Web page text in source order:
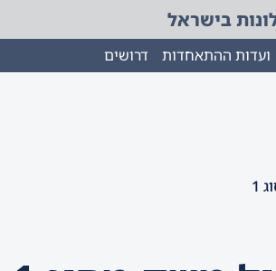
בישראל
ועדות ההתאחדות דרושים
1